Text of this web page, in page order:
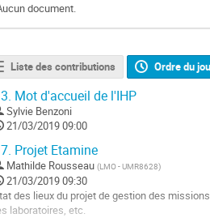
document.
Liste des contributions Ordre du
Mot d'accueil de l'IHP
Sylvie Benzoni
21/03/2019 09:00
Projet Etamine
Mathilde Rousseau (LMO - UMR8628)
21/03/2019 09:30
des lieux du projet de gestion des
laboratoires, etc.